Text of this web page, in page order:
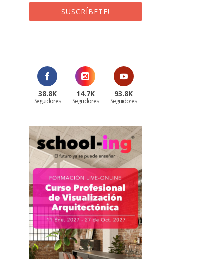
SUSCRÍBETE!
38.8K
Seguidores
14.7K
Seguidores
93.8K
Seguidores